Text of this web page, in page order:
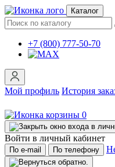
Каталог
+7 (800) 777-50-70
Мой профиль История
0
Войти в личный кабинет
По e-mail По телефону